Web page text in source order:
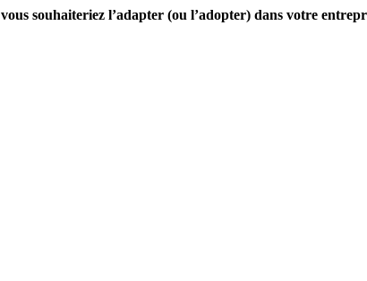
vous souhaiteriez l’adapter (ou l’adopter) dans votre